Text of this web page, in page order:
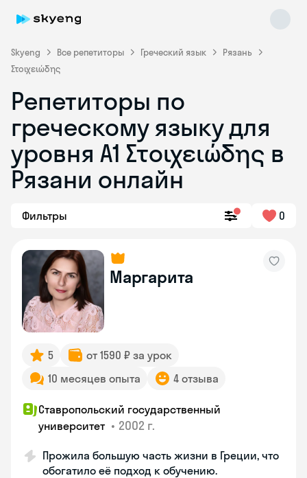
Skyeng Все репетиторы Греческий язык
Рязань
Στοιχειώδης
Репетиторы по
греческому языку для
уровня Α1 Στοιχειώδης в
Рязани онлайн
Фильтры 0
Маргарита
5
от 1590 ₽ за урок
10 месяцев опыта
4 отзыва
Ставропольский государственный
университет • 2002 г.
Прожила большую часть жизни в Греции, что
обогатило её подход к обучению.
Skyeng Chat
online